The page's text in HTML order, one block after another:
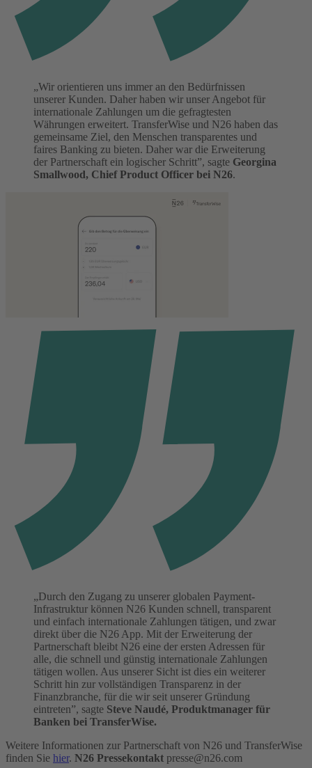
„Wir orientieren uns immer an den Bedürfnissen
unserer Kunden. Daher haben wir unser Angebot für
internationale Zahlungen um die gefragtesten
Währungen erweitert. TransferWise und N26 haben das
gemeinsame Ziel, den Menschen transparentes und
faires Banking zu bieten. Daher war die Erweiterung
der Partnerschaft ein logischer Schritt”, sagte Georgina
Smallwood, Chief Product Officer bei N26.
„Durch den Zugang zu unserer globalen Payment-
Infrastruktur können N26 Kunden schnell, transparent
und einfach internationale Zahlungen tätigen, und zwar
direkt über die N26 App. Mit der Erweiterung der
Partnerschaft bleibt N26 eine der ersten Adressen für
alle, die schnell und günstig internationale Zahlungen
tätigen wollen. Aus unserer Sicht ist dies ein weiterer
Schritt hin zur vollständigen Transparenz in der
Finanzbranche, für die wir seit unserer Gründung
eintreten”, sagte Steve Naudé, Produktmanager für
Banken bei TransferWise.
Weitere Informationen zur Partnerschaft von N26 und TransferWise
finden Sie hier. N26 Pressekontakt presse@n26.com